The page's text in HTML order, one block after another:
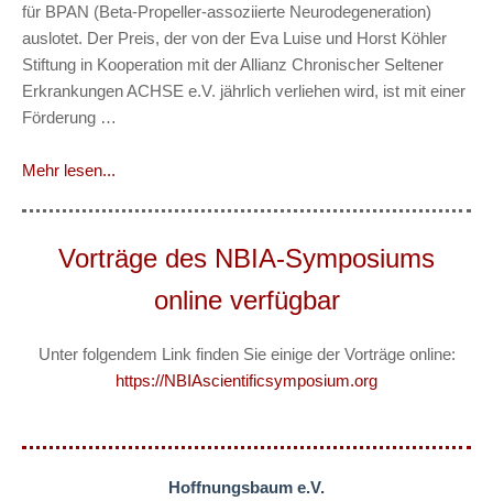
für BPAN (Beta-Propeller-assoziierte Neurodegeneration)
auslotet. Der Preis, der von der Eva Luise und Horst Köhler
Stiftung in Kooperation mit der Allianz Chronischer Seltener
Erkrankungen ACHSE e.V. jährlich verliehen wird, ist mit einer
Förderung …
Mehr lesen...
Vorträge des NBIA-Symposiums
online verfügbar
Unter folgendem Link finden Sie einige der Vorträge online:
https://NBIAscientificsymposium.org
Hoffnungsbaum e.V.